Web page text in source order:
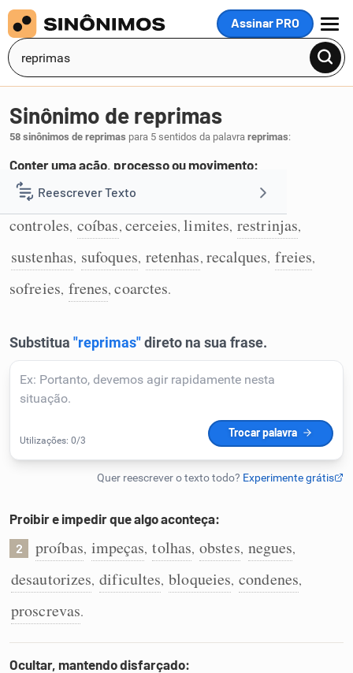
Assinar PRO
MENU
Reescrever Texto
Resumir Texto
Corrigir Texto
Humanizador de IA
Cata-letras
Caça-palavras
Sinônimo de reprimas
58 sinônimos de reprimas para 5 sentidos da palavra reprimas:
Conter uma ação, processo ou movimento:
1 contenhas,refreies moderes
controles, coíbas, cerceies,limites, restrinjas,
sustenhas, sufoques, retenhas, recalques, freies,
sofreies, frenes,coarctes.
Proibir e impedir que algo aconteça:
2 proíbas, impeças, tolhas, obstes, negues,
desautorizes, dificultes, bloqueies, condenes,
proscrevas.
Ocultar, mantendo disfarçado: